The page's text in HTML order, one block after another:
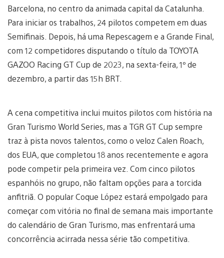
Barcelona, no centro da animada capital da Catalunha.
Para iniciar os trabalhos, 24 pilotos competem em duas
Semifinais. Depois, há uma Repescagem e a Grande Final,
com 12 competidores disputando o título da TOYOTA
GAZOO Racing GT Cup de 2023, na sexta-feira, 1º de
dezembro, a partir das 15h BRT.
A cena competitiva inclui muitos pilotos com história na
Gran Turismo World Series, mas a TGR GT Cup sempre
traz à pista novos talentos, como o veloz Calen Roach,
dos EUA, que completou 18 anos recentemente e agora
pode competir pela primeira vez. Com cinco pilotos
espanhóis no grupo, não faltam opções para a torcida
anfitriã. O popular Coque López estará empolgado para
começar com vitória no final de semana mais importante
do calendário de Gran Turismo, mas enfrentará uma
concorrência acirrada nessa série tão competitiva.